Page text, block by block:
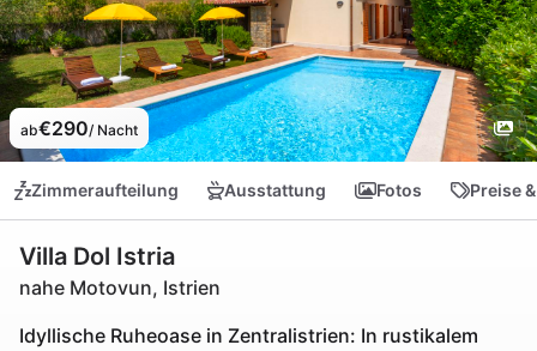
ab€290/ Nacht
Zimmeraufteilung Ausstattung Fotos Preise
Villa Dol Istria
nahe Motovun, Istrien
Idyllische Ruheoase in Zentralistrien: In rustikalem